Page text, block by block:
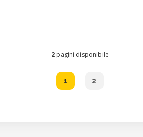
2pagini disponibile
1 2